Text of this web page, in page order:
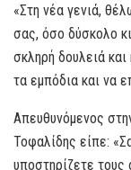
«Στη νέα γενιά,
σας, όσο δύσκολο
σκληρή δουλειά
τα εμπόδια και να
Απευθυνόμενος
Τοφαλίδης είπε:
υποστηρίζετε τους